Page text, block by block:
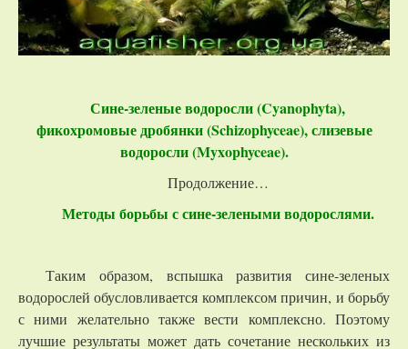
Сине-зеленые водоросли (Cyanophyta),
фикохромовые дробянки (Schizophyceae), слизевые
водоросли (Myxophyceae).
Продолжение…
Методы борьбы с сине-зелеными водорослями.
Таким образом, вспышка развития сине-зеленых
водорослей обусловливается комплексом причин, и борьбу
с ними желательно также вести комплексно. Поэтому
лучшие результаты может дать сочетание нескольких из